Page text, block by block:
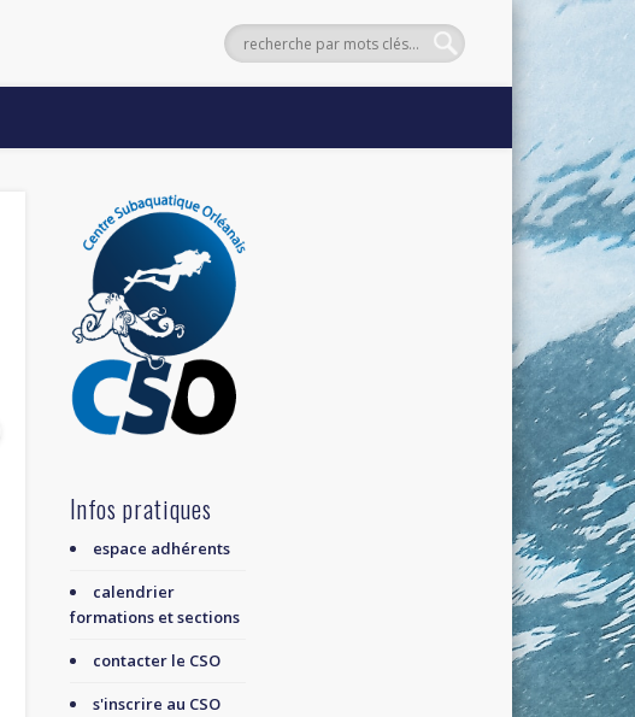
Infos pratiques
espace adhérents
calendrier
formations et sections
contacter le CSO
s'inscrire au CSO